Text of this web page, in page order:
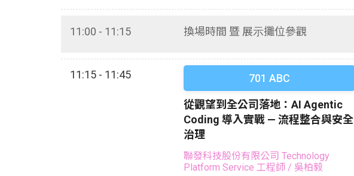
11:00 - 11:15 換場時間 暨 展⽰攤位參觀
11:15 - 11:45 701 ABC
從觀望到全公司落地：AI Agentic
Coding 導入實戰 — 流程整合與安全
治理
聯發科技股份有限公司 Technology
Platform Service 工程師 / 吳柏毅